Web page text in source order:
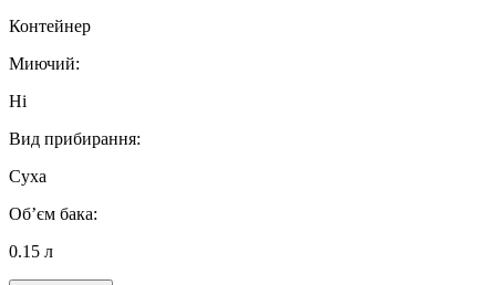
Контейнер
Миючий:
Ні
Вид прибирання:
Суха
Об’єм бака:
0.15 л